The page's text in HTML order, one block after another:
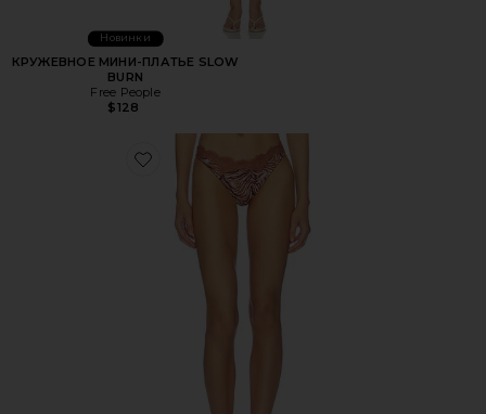
Новинки
КРУЖЕВНОЕ МИНИ-ПЛАТЬЕ SLOW
BURN
Free People
$128
Favorite X Intimately Fiona Thong